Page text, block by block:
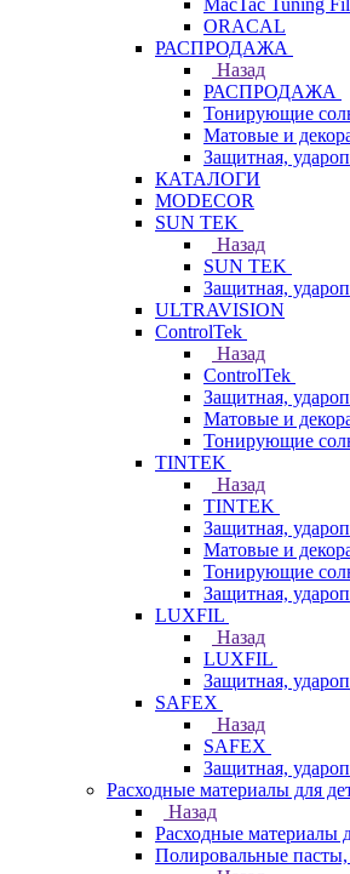
MacTac Tuning
ORACAL
РАСПРОДАЖА
Назад
РАСПРОДАЖА
Тонирующие
Матовые и
Защитная,
КАТАЛОГИ
MODECOR
SUN TEK
Назад
SUN TEK
Защитная,
ULTRAVISION
ControlTek
Назад
ControlTek
Защитная,
Матовые и
Тонирующие
TINTEK
Назад
TINTEK
Защитная,
Матовые и
Тонирующие
Защитная,
LUXFIL
Назад
LUXFIL
Защитная,
SAFEX
Назад
SAFEX
Защитная,
Расходные материалы для
Назад
Расходные материалы
Полировальные